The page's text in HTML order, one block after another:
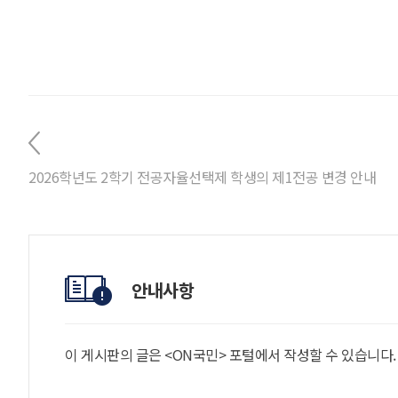
2026학년도 2학기 전공자율선택제 학생의 제1전공 변경 안내
안내사항
이 게시판의 글은 <ON국민> 포털에서 작성할 수 있습니다.